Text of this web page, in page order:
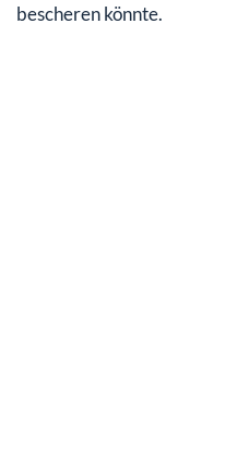
bescheren könnte.